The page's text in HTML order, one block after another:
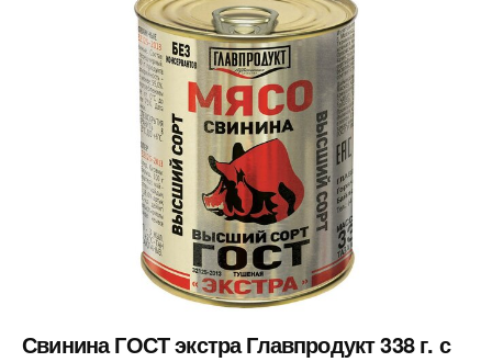
Свинина ГОСТ экстра Главпродукт 338 г. с